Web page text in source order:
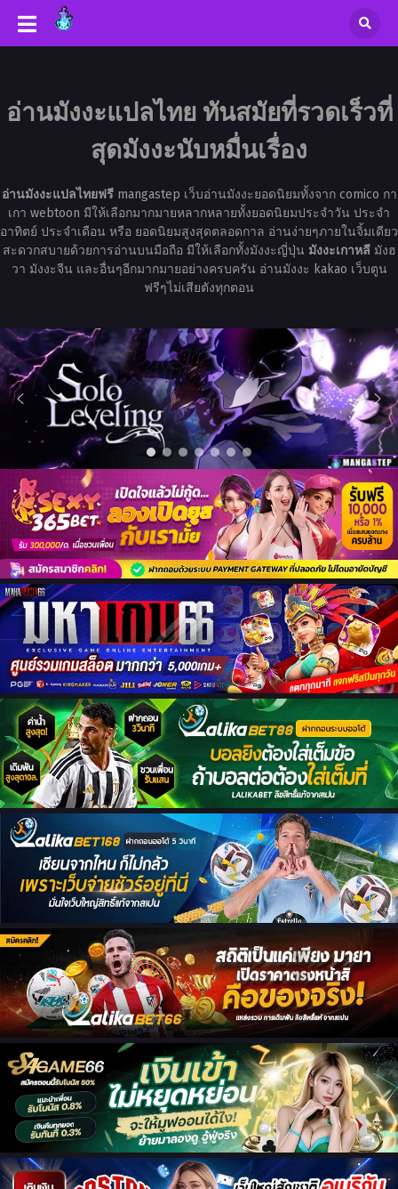
อ่านมังงะแปลไทย ทันสมัยที่รวดเร็วที่
สุดมังงะนับหมื่นเรื่อง
อ่านมังงะแปลไทยฟรีmangastep เว็บอ่านมังงะยอดนิยมทั้งจาก comico กา
เกา webtoon มีให้เลือกมากมายหลากหลายทั้งยอดนิยมประจำวัน ประจำ
อาทิตย์ ประจำเดือน หรือ ยอดนิยมสูงสุดตลอดกาล อ่านง่ายๆภายในจิ้มเดียว
สะดวกสบายด้วยการอ่านบนมือถือ มีให้เลือกทั้งมังงะญี่ปุ่น มังงะเกาหลีมังฮ
วา มังงะจีน และอื่นๆอีกมากมายอย่างครบครัน อ่านมังงะ kakao เว็บตูน
ฟรีๆไม่เสียตังทุกตอน